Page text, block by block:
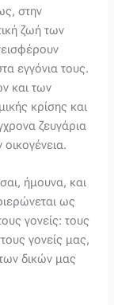
στην
ζωή των
εγγόνια τους.
και των
κρίσης και
ζευγάρια
ήμουνα, και
ως
γονείς: τους
γονείς μας,
δικών μας